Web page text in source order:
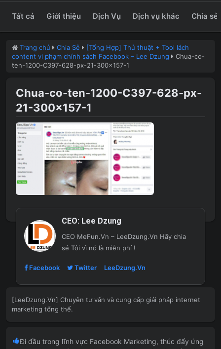
Tất cả Giới thiệu Dịch Vụ Dịch vụ khác Chia sẻ
Trang chủ Chia Sẻ
[Tổng Hợp] Thủ thuật + Tool lách
content vi phạm chính sách Facebook – Lee Dzung
Chua-co-
ten-1200-C397-628-px-21-300×157-1
Chua-co-ten-1200-C397-628-px-
21-300×157-1
CEO: Lee Dzung
CEO MeFun.Vn – LeeDzung.Vn Hãy chia
sẻ Tôi vì nó là miễn phí !
Facebook Twitter LeeDzung.Vn
[LeeDzung.Vn] Chuyên tư vấn và cung cấp giải pháp internet
marketing tổng thể.
Đi đầu trong lĩnh vực Facebook Marketing, thúc đẩy ứng